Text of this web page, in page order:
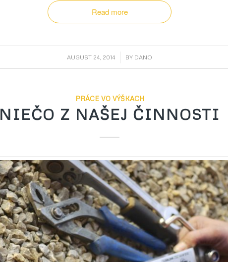
Read more
AUGUST 24, 2014
/ BY DANO
PRÁCE VO VÝŠKACH
NIEČO Z NAŠEJ ČINNOSTI